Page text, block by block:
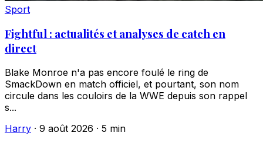
Sport
Fightful : actualités et analyses de catch en
direct
Blake Monroe n'a pas encore foulé le ring de
SmackDown en match officiel, et pourtant, son nom
circule dans les couloirs de la WWE depuis son rappel
s...
Harry · 9 août 2026 · 5 min